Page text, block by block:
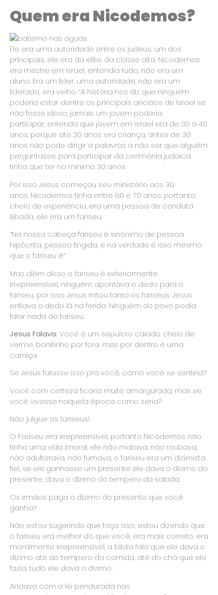
Quem era Nicodemos?
Ele era uma autoridade entre os judeus, um dos
principais, ele era da elite, da classe alta. Nicodemos
era mestre em Israel, entendia tudo, não era um
aluno. Era um líder, uma autoridade, não era um
liderado, era velho. “A história nos diz que ninguém
poderia estar dentre os principais anciãos de Israel se
não fosse idoso, jamais um jovem poderia
participar, entenda que jovem em Israel era de 30 a 40
anos, porque até 30 anos era criança, antes de 30
anos não pode dirigir a palavras a não ser que alguém
perguntasse, para participar da cerimônia judaica
tinha que ter no mínimo 30 anos.
Por isso Jesus começou seu ministério aos 30
anos. Nicodemos tinha entre 60 e 70 anos, portanto,
cheio de experiência, era uma pessoa de conduta
Ilibada, ele era um fariseu.
“Na nossa cabeça fariseu é sinônimo de pessoa
hipócrita, pessoa fingida, e na verdade é isso mesmo
que o fariseu é”
Mas além disso o fariseu é exteriormente
irrepreensível, ninguém apontava o dedo para o
fariseu, por isso Jesus irritou tanto os fariseus, Jesus
enfiava o dedo lá na ferida. Ninguém do povo podia
falar nada do fariseu.
Jesus Falava: Você é um sepulcro caiado cheio de
verme, bonitinho por fora, mas por dentro é uma
carniça.
Se Jesus falasse isso pra você, como você se sentiria?
Você com certeza ficaria muito amargurada, mas se
você vivesse naquela época como seria?
Não julgue os fariseus!
O Fariseu era irrepreensível, portanto Nicodemos não
tinha uma vida imoral, ele não matava, não roubava,
não adulterava, não fumava, o fariseu era um dizimista
fiel, se ele ganhasse um presente ele dava o dízimo do
presente, dava o dízimo do tempero da salada.
Os irmãos paga o dízimo do presente que você
ganha?
Não estou sugerindo que faça isso, estou dizendo que
o fariseu era melhor do que você, era mais correto, era
moralmente irrepreensível, a bíblia fala que ele dava o
dízimo até do tempero da comida, até do chá que ele
fazia, tudo ele dava o dízimo.
Andava com a lei pendurada nas